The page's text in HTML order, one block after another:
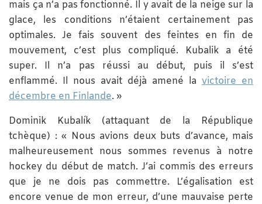
mais ça n’a pas fonctionné. Il y avait de la neige sur la
glace, les conditions n’étaient certainement pas
optimales. Je fais souvent des feintes en fin de
mouvement, c’est plus compliqué. Kubalik a été
super. Il n’a pas réussi au début, puis il s’est
enflammé. Il nous avait déjà amené la victoire en
décembre en Finlande. »
Dominik Kubalík (attaquant de la République
tchèque) : « Nous avions deux buts d’avance, mais
malheureusement nous sommes revenus à notre
hockey du début de match. J’ai commis des erreurs
que je ne dois pas commettre. L’égalisation est
encore venue de mon erreur, d’une mauvaise perte